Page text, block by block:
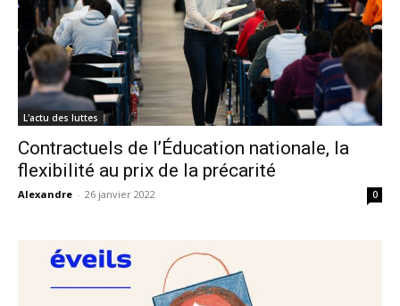
L'actu des luttes
Contractuels de l’Éducation nationale, la
flexibilité au prix de la précarité
Alexandre - 26 janvier 2022 0